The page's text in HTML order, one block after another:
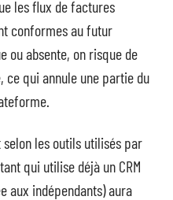
les flux de factures
conformes au futur
ou absente, on risque de
qui annule une partie du
les outils utilisés par
qui utilise déjà un CRM
aux indépendants) aura